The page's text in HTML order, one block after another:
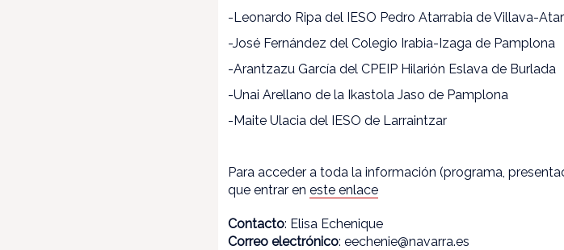
-Leonardo Ripa del IESO Pedro Atarrabia de Villava-
-José Fernández del Colegio Irabia-Izaga de Pamplona
-Arantzazu García del CPEIP Hilarión Eslava de Burlada
-Unai Arellano de la Ikastola Jaso de Pamplona
-Maite Ulacia del IESO de Larraintzar
Para acceder a toda la información (programa,
que entrar eneste enlace
Contacto: Elisa Echenique
Correo electrónico: eechenie@navarra.es